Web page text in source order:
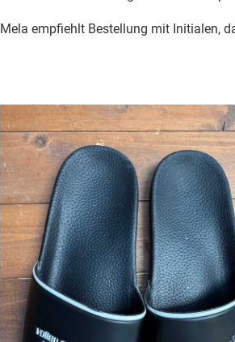
Mela empfiehlt Bestellung mit Initialen,